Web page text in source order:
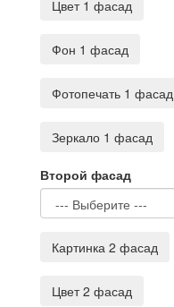
Цвет 1 фасад
Фон 1 фасад
Фотопечать 1 фасад
Зеркало 1 фасад
Второй фасад
Картинка 2 фасад
Цвет 2 фасад